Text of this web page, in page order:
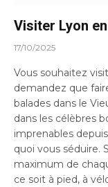
Visiter Lyon
17/10/2025
Vous souhaitez
demandez que
balades dans le
dans les célèbres
imprenables
quoi vous séduire.
maximum de
ce soit à pied, à